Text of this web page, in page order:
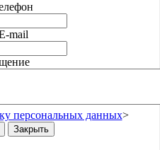
mail
персональных данных>
Закрыть